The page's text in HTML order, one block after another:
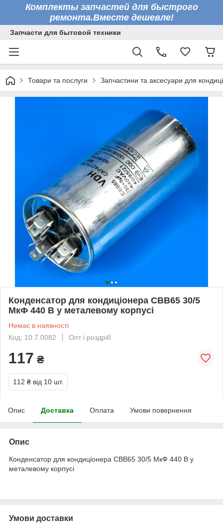
Комплекты запчастей для быстрого
ремонта.Вместе дешевле!
Запчасти для бытовой техники
Товари та послуги Запчастини та аксесуари для
Конденсатор для кондиціонера CBB65 30/5
МкФ 440 В у металевому корпусі
Немає в наявності
Код: 10.7.0082
Опт і роздріб
117 ₴
112 ₴ від 10 шт.
Опис Доставка Оплата Умови повернення
Опис
Конденсатор для кондиціонера CBB65 30/5 МкФ 440 В у
металевому корпусі
Умови доставки